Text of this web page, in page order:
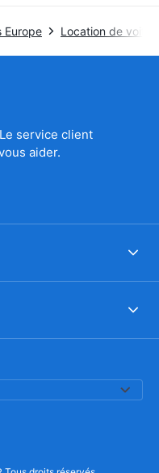
Europe Location de
service client
aider.